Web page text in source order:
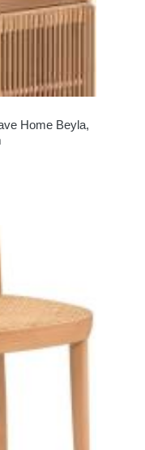
Home Beyla,